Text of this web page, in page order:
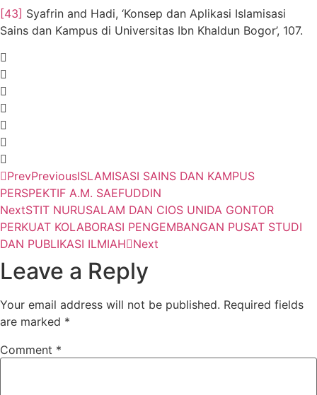
[43] Syafrin and Hadi, ‘Konsep dan Aplikasi Islamisasi
Sains dan Kampus di Universitas Ibn Khaldun Bogor’, 107.
PrevPreviousISLAMISASI SAINS DAN KAMPUS
PERSPEKTIF A.M. SAEFUDDIN
NextSTIT NURUSALAM DAN CIOS UNIDA GONTOR
PERKUAT KOLABORASI PENGEMBANGAN PUSAT STUDI
DAN PUBLIKASI ILMIAH Next
Leave a Reply
Your email address will not be published. Required fields
are marked *
Comment *